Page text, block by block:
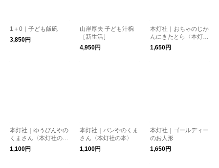
1＋0｜子ども飯碗
3,850円
山岸厚夫 子ども汁椀
［新生活］
4,950円
本灯社｜おちゃのじか
んにきたとら〈本灯社
の本〉
1,650円
本灯社｜ゆうびんやの
くまさん〈本灯社の
本〉
1,100円
本灯社｜パンやのくま
さん〈本灯社の本〉
1,100円
本灯社｜ゴールディー
のお人形
1,650円